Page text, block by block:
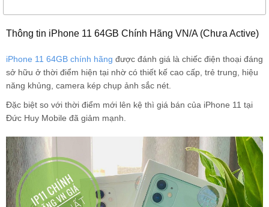
Thông tin iPhone 11 64GB Chính Hãng VN/A (Chưa Active)
iPhone 11 64GB chính hãng được đánh giá là chiếc điện thoại đáng
sở hữu ở thời điểm hiện tại nhờ có thiết kế cao cấp, trẻ trung, hiệu
năng khủng, camera kép chụp ảnh sắc nét.
Đặc biệt so với thời điểm mới lên kệ thì giá bán của iPhone 11 tại
Đức Huy Mobile đã giảm mạnh.